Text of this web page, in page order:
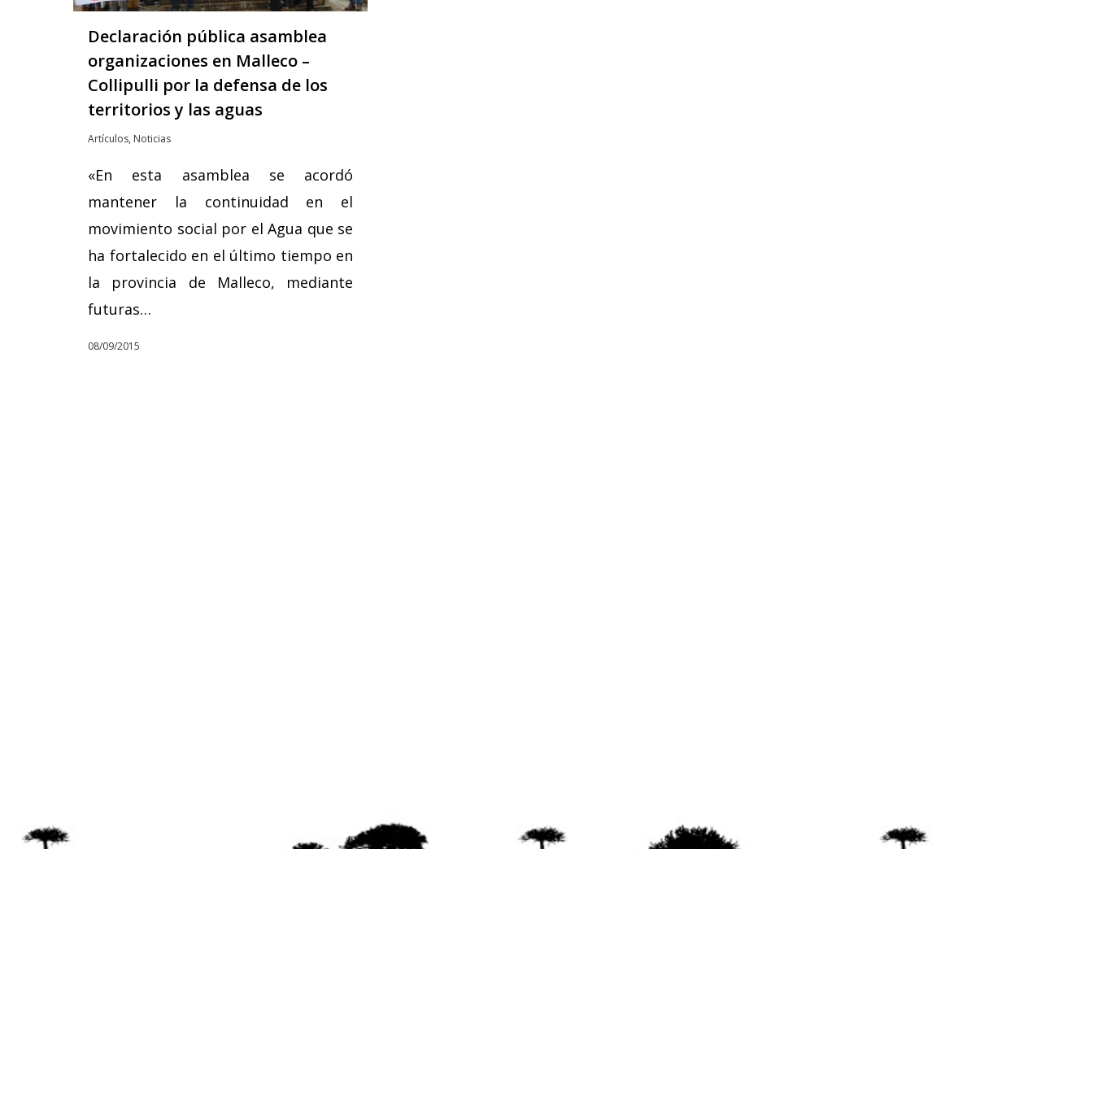
Declaración pública asamblea
organizaciones en Malleco –
Collipulli por la defensa de los
territorios y las aguas
Artículos, Noticias
«En esta asamblea se acordó
mantener la continuidad en el
movimiento social por el Agua que se
ha fortalecido en el último tiempo en
la provincia de Malleco, mediante
futuras…
08/09/2015